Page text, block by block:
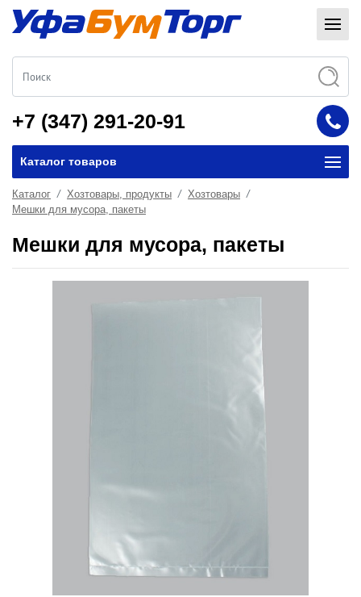
+7 (347) 291-20-91
Каталог товаров
Каталог Хозтовары, продукты
Хозтовары
Мешки для мусора, пакеты
Мешки для мусора, пакеты